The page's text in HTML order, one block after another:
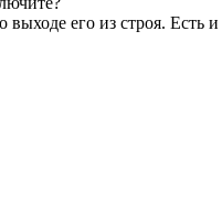
его из строя. Есть